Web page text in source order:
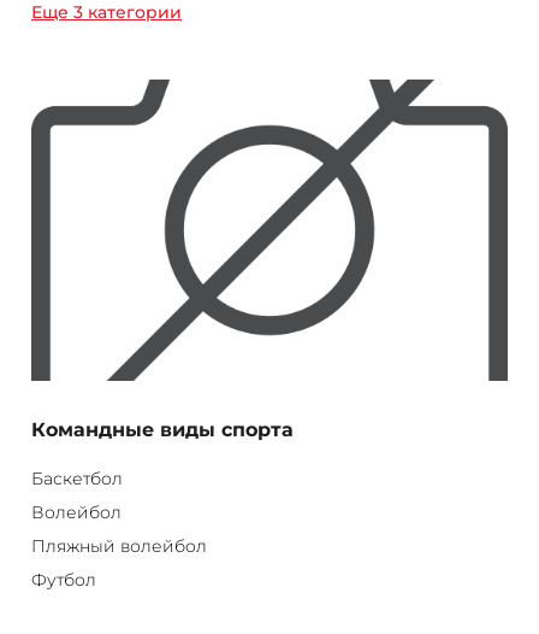
Еще 3 категории
Командные виды спорта
Баскетбол
Волейбол
Пляжный волейбол
Футбол